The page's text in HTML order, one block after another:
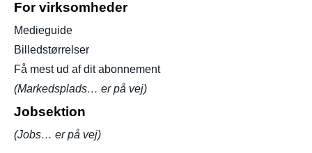
For virksomheder
Medieguide
Billedstørrelser
Få mest ud af dit abonnement
(Markedsplads… er på vej)
Jobsektion
(Jobs… er på vej)